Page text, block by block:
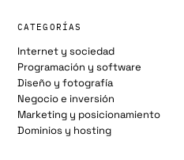
CATEGORÍAS
Internet y sociedad
Programación y software
Diseño y fotografía
Negocio e inversión
Marketing y posicionamiento
Dominios y hosting